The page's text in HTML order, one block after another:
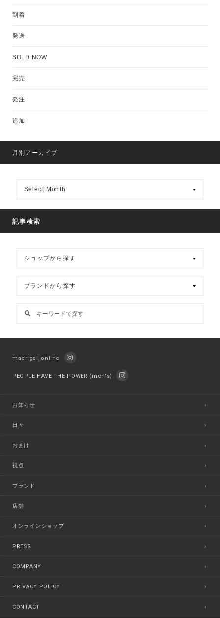
到着
発送
SOLD NOW
完売
発注
追加
月別アーカイブ
ア
イ
ブ
記事検索
madrigal_online
PEOPLE HAVE THE POWER (men's)
お知らせ
日々
おまけ
視点
ブランド
店舗
オンラインショップ
PRESS
COMPANY
PRIVACY POLICY
CONTACT